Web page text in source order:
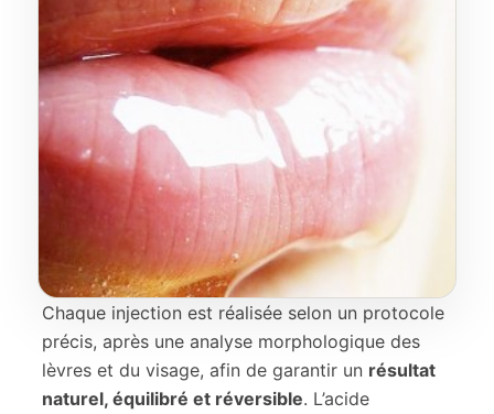
Chaque injection est réalisée selon un protocole
précis, après une analyse morphologique des
lèvres et du visage, afin de garantir un résultat
naturel, équilibré et réversible. L’acide